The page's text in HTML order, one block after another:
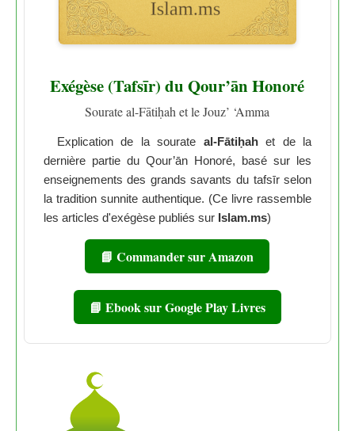
Exégèse (Tafsīr) du Qour’ān Honoré
Sourate al-Fātiḥah et le Jouz’ ‘Amma
Explication de la sourate al-Fātiḥahet de la
dernière partie du Qour’ān Honoré, basé sur les
enseignements des grands savants du tafsīr selon
la tradition sunnite authentique. (Ce livre rassemble
les articles d'exégèse publiés sur Islam.ms)
📘 Commander sur Amazon
📘 Ebook sur Google Play Livres